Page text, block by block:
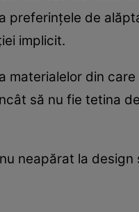
preferințele de
implicit.
materialelor din care
să nu fie tetina
neapărat la design